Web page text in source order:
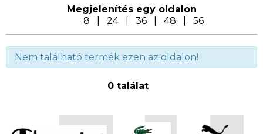
Megjelení­tés egy oldalon
8
24| 36 48 56
Nem található termék ezen az oldalon!
0 találat